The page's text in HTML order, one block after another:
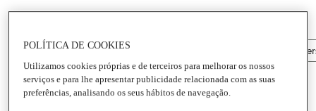
Conservas de Peixe Conservas de peixes
POLÍTICA DE COOKIES
Utilizamos cookies próprias e de terceiros para melhorar os nossos
serviços e para lhe apresentar publicidade relacionada com as suas
preferências, analisando os seus hábitos de navegação.